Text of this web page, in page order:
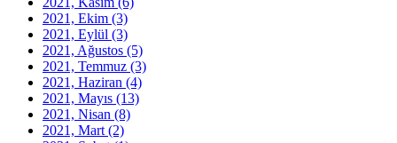
2021, Ekim (3)
2021, Eylül (3)
2021, Ağustos (5)
2021, Temmuz (3)
2021, Haziran (4)
2021, Mayıs (13)
2021, Nisan (8)
2021, Mart (2)